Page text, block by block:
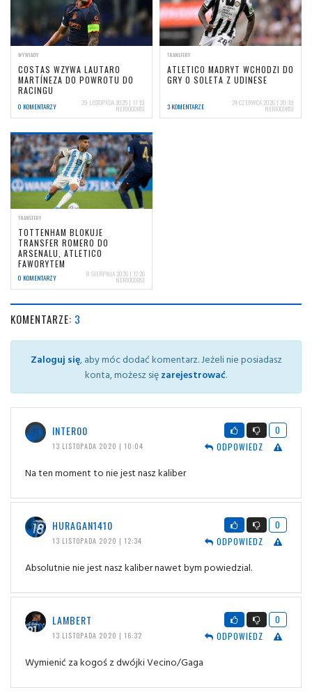
WYWIADY
COSTAS WZYWA LAUTARO
MARTÍNEZA DO POWROTU DO
RACINGU
0 KOMENTARZY 29 LISTOPADA 2025 | 17:19
NERIOCORSI
TRANSFERY
ATLETICO MADRYT WCHODZI DO
GRY O SOLETA Z UDINESE
3 KOMENTARZE 24 CZERWCA 2026 | 20:19
NERIOCORSI
TRANSFERY
TOTTENHAM BLOKUJE
TRANSFER ROMERO DO
ARSENALU, ATLETICO
FAWORYTEM
0 KOMENTARZY 8 SIERPNIA 2026 | 17:26
NERIOCORSI
KOMENTARZE: 3
Zaloguj się, aby móc dodać komentarz. Jeżeli nie posiadasz
konta, możesz sięzarejestrować.
INTER00
13 LISTOPADA 2020 | 10:04
0
ODPOWIEDZ
Na ten moment to nie jest nasz kaliber
HURAGAN1410
13 LISTOPADA 2020 | 12:34
0
ODPOWIEDZ
Absolutnie nie jest nasz kaliber nawet bym powiedzial.
LAMBERT
13 LISTOPADA 2020 | 16:32
0
ODPOWIEDZ
Wymienić za kogoś z dwójki Vecino/Gaga